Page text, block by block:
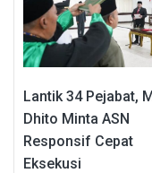
Lantik 34 Pejabat,
Dhito Minta ASN
Responsif Cepat
Eksekusi